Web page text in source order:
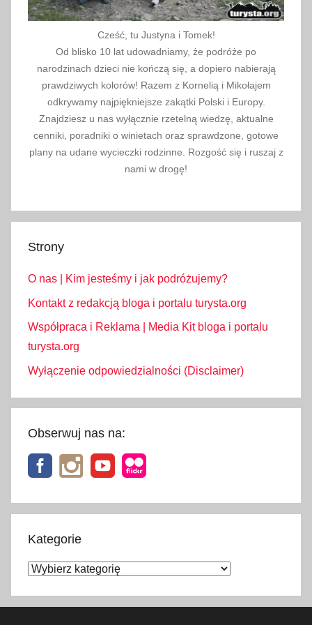
Cześć, tu Justyna i Tomek!
Od blisko 10 lat udowadniamy, że podróże po
narodzinach dzieci nie kończą się, a dopiero nabierają
prawdziwych kolorów! Razem z Kornelią i Mikołajem
odkrywamy najpiękniejsze zakątki Polski i Europy.
Znajdziesz u nas wyłącznie rzetelną wiedzę, aktualne
cenniki, poradniki o winietach oraz sprawdzone, gotowe
plany na udane wycieczki rodzinne. Rozgość się i ruszaj z
nami w drogę!
Strony
O nas | Kim jesteśmy i jak podróżujemy?
Kontakt z redakcją bloga i portalu turysta.org
Współpraca i Reklama | Media Kit bloga i portalu
turysta.org
Wyłączenie odpowiedzialności (Disclaimer)
Obserwuj nas na:
Kategorie
Kategorie